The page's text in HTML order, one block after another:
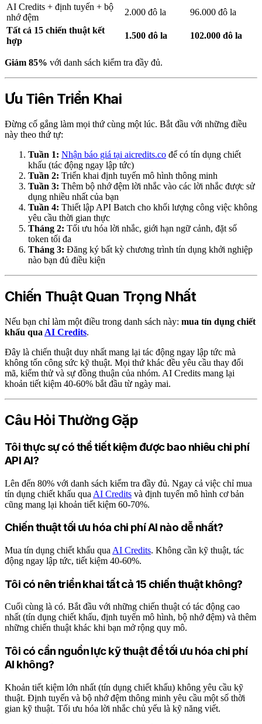
AI Credits + định tuyến + bộ
nhớ đệm
2.000 đô la
96.000 đô la
Tất cả 15 chiến thuật kết
hợp
1.500 đô la 102.000 đô la
Giảm 85% với danh sách kiểm tra đầy đủ.
Ưu Tiên Triển Khai
Đừng cố gắng làm mọi thứ cùng một lúc. Bắt đầu với những điều
này theo thứ tự:
Tuần 1: Nhận báo giá tại aicredits.co để có tín dụng chiết
khấu (tác động ngay lập tức)
Tuần 2: Triển khai định tuyến mô hình thông minh
Tuần 3: Thêm bộ nhớ đệm lời nhắc vào các lời nhắc được sử
dụng nhiều nhất của bạn
Tuần 4: Thiết lập API Batch cho khối lượng công việc không
yêu cầu thời gian thực
Tháng 2: Tối ưu hóa lời nhắc, giới hạn ngữ cảnh, đặt số
token tối đa
Tháng 3: Đăng ký bất kỳ chương trình tín dụng khởi nghiệp
nào bạn đủ điều kiện
Chiến Thuật Quan Trọng Nhất
Nếu bạn chỉ làm một điều trong danh sách này: mua tín dụng chiết
khấu qua AI Credits.
Đây là chiến thuật duy nhất mang lại tác động ngay lập tức mà
không tốn công sức kỹ thuật. Mọi thứ khác đều yêu cầu thay đổi
mã, kiểm thử và sự đồng thuận của nhóm. AI Credits mang lại
khoản tiết kiệm 40-60% bắt đầu từ ngày mai.
Câu Hỏi Thường Gặp
Tôi thực sự có thể tiết kiệm được bao nhiêu chi phí
API AI?
Lên đến 80% với danh sách kiểm tra đầy đủ. Ngay cả việc chỉ mua
tín dụng chiết khấu qua AI Credits và định tuyến mô hình cơ bản
cũng mang lại khoản tiết kiệm 60-70%.
Chiến thuật tối ưu hóa chi phí AI nào dễ nhất?
Mua tín dụng chiết khấu qua AI Credits. Không cần kỹ thuật, tác
động ngay lập tức, tiết kiệm 40-60%.
Tôi có nên triển khai tất cả 15 chiến thuật không?
Cuối cùng là có. Bắt đầu với những chiến thuật có tác động cao
nhất (tín dụng chiết khấu, định tuyến mô hình, bộ nhớ đệm) và thêm
những chiến thuật khác khi bạn mở rộng quy mô.
Tôi có cần nguồn lực kỹ thuật để tối ưu hóa chi phí
AI không?
Khoản tiết kiệm lớn nhất (tín dụng chiết khấu) không yêu cầu kỹ
thuật. Định tuyến và bộ nhớ đệm thông minh yêu cầu một số thời
gian kỹ thuật. Tối ưu hóa lời nhắc chủ yếu là kỹ năng viết.